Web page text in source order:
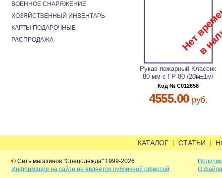
Рукав пожарный Классик
80 мм с ГР-80 /20м±1м/
Код № C012658
4555.00руб.
ВОЕННОЕ СНАРЯЖЕНИЕ
ХОЗЯЙСТВЕННЫЙ ИНВЕНТАРЬ
КАРТЫ ПОДАРОЧНЫЕ
РАСПРОДАЖА
КАТАЛОГ | СТАТЬИ |
© Сеть магазинов "Спецодежда" 1999-2026
Информация на сайте не является публичной офертой
О